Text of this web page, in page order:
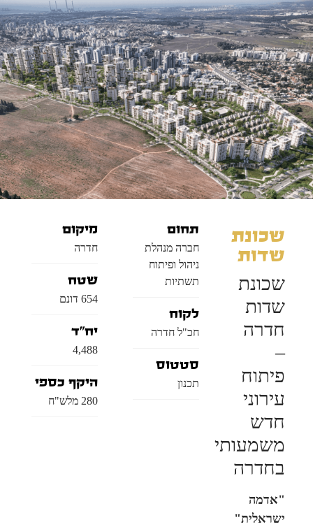
תחום
חברה מנהלת
ניהול ופיתוח
תשתיות
לקוח
חכ"ל חדרה
סטטוס
תכנון
מיקום
חדרה
שטח
654 דונם
יח"ד
4,488
היקף כספי
280 מלש"ח
שכונת
שדות
שכונת
שדות
חדרה
–
פיתוח
עירוני
חדש
משמעותי
בחדרה
"אדמה
ישראלית"